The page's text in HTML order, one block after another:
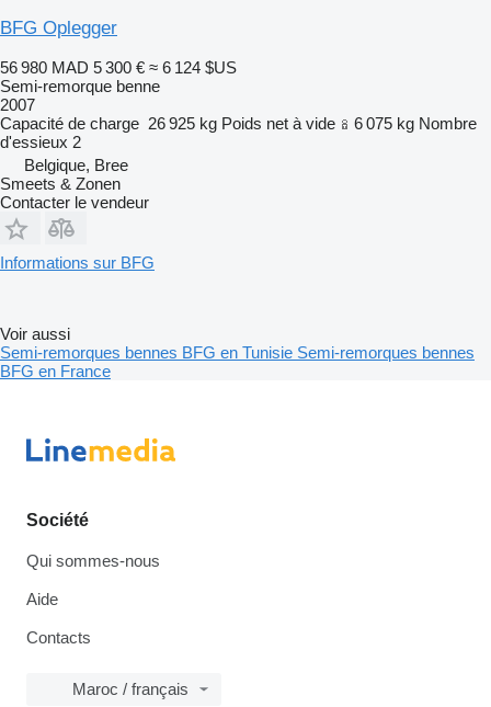
BFG Oplegger
56 980 MAD 5 300 € ≈ 6 124 $US
Semi-remorque benne
2007
Capacité de charge 26 925 kg Poids net à vide 6 075 kg Nombre
d'essieux 2
Belgique, Bree
Smeets & Zonen
Contacter le vendeur
Informations sur BFG
Voir aussi
Semi-remorques bennes BFG en Tunisie Semi-remorques bennes
BFG en France
Société
Qui sommes-nous
Aide
Contacts
Maroc / français